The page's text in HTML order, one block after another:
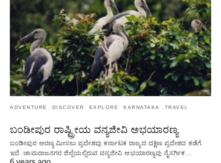
ADVENTURE DISCOVER EXPLORE KARNATAKA TRAVEL
ಬಂಡೀಪುರ ರಾಷ್ಟ್ರೀಯ ವನ್ಯಜೀವಿ ಅಭಯಾರಣ್ಯ
ಬಂಡೀಪುರ ಅರಣ್ಯ ಮೀಸಲು ಪ್ರದೇಶವು ಕರ್ನಾಟಕ ರಾಜ್ಯದ ದಕ್ಷಿಣ ಪ್ರದೇಶದ ಕಡೆಗೆ
ಇದೆ. ಚಾಮರಾಜನಗರ ಜಿಲ್ಲೆಯಲ್ಲಿರುವ ವನ್ಯಜೀವಿ ಅಭಯಾರಣ್ಯವು ನೈಸರ್ಗಿಕ…